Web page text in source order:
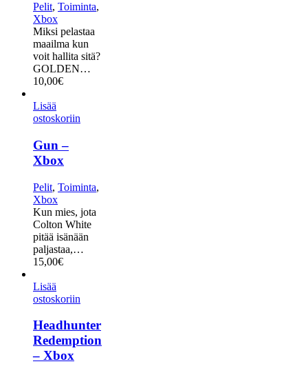
Pelit, Toiminta,
Xbox
Miksi pelastaa
maailma kun
voit hallita sitä?
GOLDEN…
10,00€
Lisää
ostoskoriin
Gun –
Xbox
Pelit, Toiminta,
Xbox
Kun mies, jota
Colton White
pitää isänään
paljastaa,…
15,00€
Lisää
ostoskoriin
Headhunter
Redemption
– Xbox